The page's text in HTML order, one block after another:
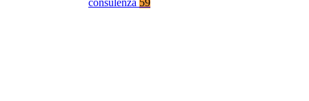
consulenza 59